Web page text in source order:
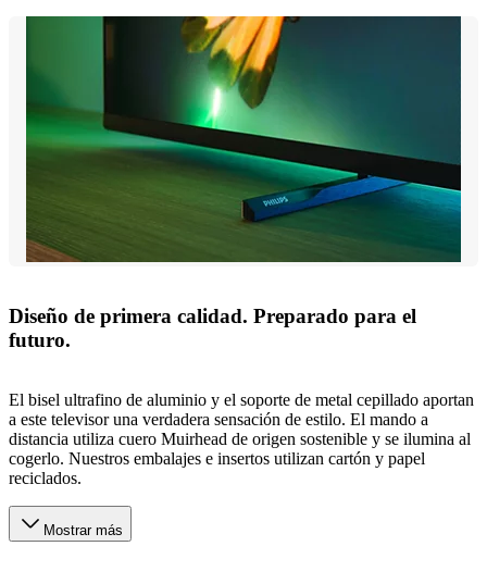
Diseño de primera calidad. Preparado para el
futuro.
El bisel ultrafino de aluminio y el soporte de metal cepillado aportan
a este televisor una verdadera sensación de estilo. El mando a
distancia utiliza cuero Muirhead de origen sostenible y se ilumina al
cogerlo. Nuestros embalajes e insertos utilizan cartón y papel
reciclados.
Mostrar más